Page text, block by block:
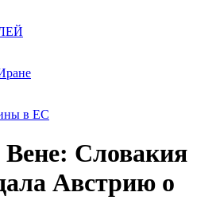
в ЕС
Вене: Словакия
Австрию о